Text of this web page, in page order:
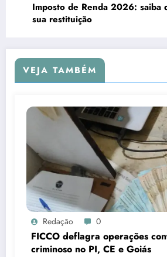
Imposto de Renda 2026: saiba
sua restituição
VEJA TAMBÉM
Redação 0
FICCO deflagra operações
criminoso no PI, CE e Goiás